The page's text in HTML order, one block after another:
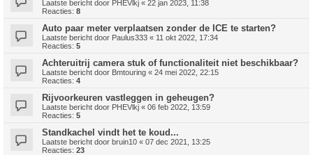
Laatste bericht door PHEVlkj « 22 jan 2023, 11:38
Reacties: 8
Auto paar meter verplaatsen zonder de ICE te starten?
Laatste bericht door Paulus333 « 11 okt 2022, 17:34
Reacties: 5
Achteruitrij camera stuk of functionaliteit niet beschikbaar?
Laatste bericht door Bmtouring « 24 mei 2022, 22:15
Reacties: 4
Rijvoorkeuren vastleggen in geheugen?
Laatste bericht door PHEVlkj « 06 feb 2022, 13:59
Reacties: 5
Standkachel vindt het te koud...
Laatste bericht door bruin10 « 07 dec 2021, 13:25
Reacties: 23